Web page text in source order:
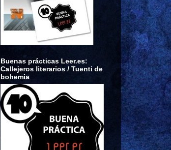
Buenas prácticas Leer.es:
Callejeros literarios / Tuenti de
bohemia